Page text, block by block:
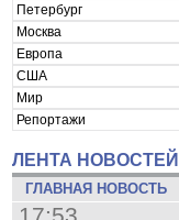
Петербург
Москва
Европа
США
Мир
Репортажи
ЛЕНТА НОВОСТЕЙ
ГЛАВНАЯ НОВОСТЬ